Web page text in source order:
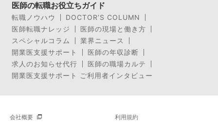
医師の転職お役立ちガイド
転職ノウハウ
DOCTOR’S COLUMN
医師転職ナレッジ
医師の現場と働き方
スペシャルコラム
業界ニュース
開業医支援サポート
医師の年収診断
求人のお知らせ代行
医師の職場カルテ
開業医支援サポート ご利用者インタビュー
会社概要 利用規約